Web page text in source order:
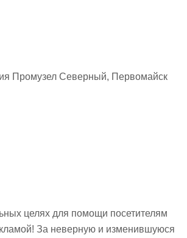
Промузел Северный, Первомайск
целях для помощи посетителям
За неверную и изменившуюся